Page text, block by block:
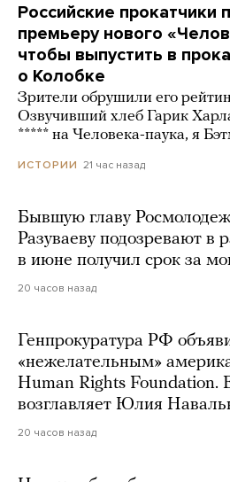
Российские прокатчики
премьеру нового
чтобы выпустить в
о Колобке
Зрители обрушили его
Озвучивший хлеб Гарик
***** на Человека-паука, я
ИСТОРИИ 21 час назад
Бывшую главу
Разуваеву подозревают в
в июне получил срок за
20 часов назад
Генпрокуратура РФ
«нежелательным»
Human Rights Foundation.
возглавляет Юлия
20 часов назад